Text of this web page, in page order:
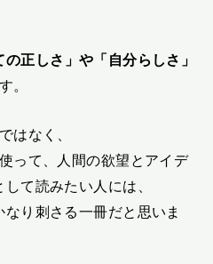
の正しさ」や「自分らしさ」
。
はなく、
って、人間の欲望とアイデ
て読みたい人には、
なり刺さる一冊だと思いま